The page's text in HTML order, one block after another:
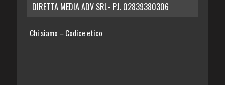
DIRETTA MEDIA ADV SRL- P.I. 02839380306
Chi siamo – Codice etico